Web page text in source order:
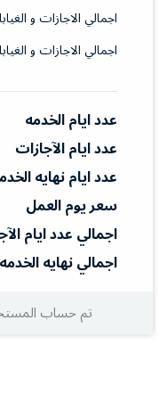
اجمالي الاجازات و
اجمالي الاجازات و
عدد ايام الخدمه
عدد ايام الآجازات
عدد ايام نهايه
سعر يوم العمل
اجمالي عدد ايام
اجمالي نهايه الخدمه
تم حساب